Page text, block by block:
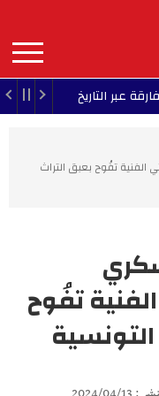
contenu
principal
MAIN
NAVIGATION
23:07 - 2026/08/06
الفنية تفُوح بعبق التراث
تفُوح